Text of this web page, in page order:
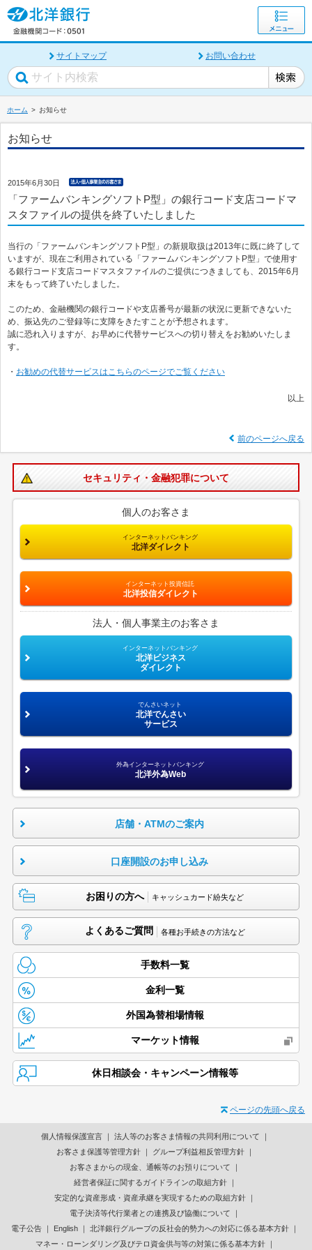
サイトマップ お問い合わせ
ホーム お知らせ
お知らせ
2015年6月30日
「ファームバンキングソフトP型」の銀行コード支店コードマ
スタファイルの提供を終了いたしました
当行の「ファームバンキングソフトP型」の新規取扱は2013年に既に終了して
いますが、現在ご利用されている「ファームバンキングソフトP型」で使用す
る銀行コード支店コードマスタファイルのご提供につきましても、2015年6月
末をもって終了いたしました。
このため、金融機関の銀行コードや支店番号が最新の状況に更新できないた
め、振込先のご登録等に支障をきたすことが予想されます。
誠に恐れ入りますが、お早めに代替サービスへの切り替えをお勧めいたしま
す。
・ お勧めの代替サービスはこちらのページでご覧ください
以上
前のページへ戻る
セキュリティ・金融犯罪について
個人のお客さま
インターネットバンキング
北洋ダイレクト
インターネット投資信託
北洋投信ダイレクト
法人・個人事業主のお客さま
インターネットバンキング
北洋ビジネス
ダイレクト
でんさいネット
北洋でんさい
サービス
外為インターネットバンキング
北洋外為Web
店舗・ATMのご案内
口座開設のお申し込み
お困りの方へ キャッシュカード紛失など
よくあるご質問 各種お手続きの方法など
手数料一覧
金利一覧
外国為替相場情報
マーケット情報
休日相談会・キャンペーン情報等
ページの先頭へ戻る
個人情報保護宣言
法人等のお客さま情報の共同利用について
お客さま保護等管理方針
グループ利益相反管理方針
お客さまからの現金、通帳等のお預りについて
経営者保証に関するガイドラインの取組方針
安定的な資産形成・資産承継を実現するための取組方針
電子決済等代行業者との連携及び協働について
電子公告
English
北洋銀行グループの反社会的勢力への対応に係る基本方針
マネー・ローンダリング及びテロ資金供与等の対策に係る基本方針